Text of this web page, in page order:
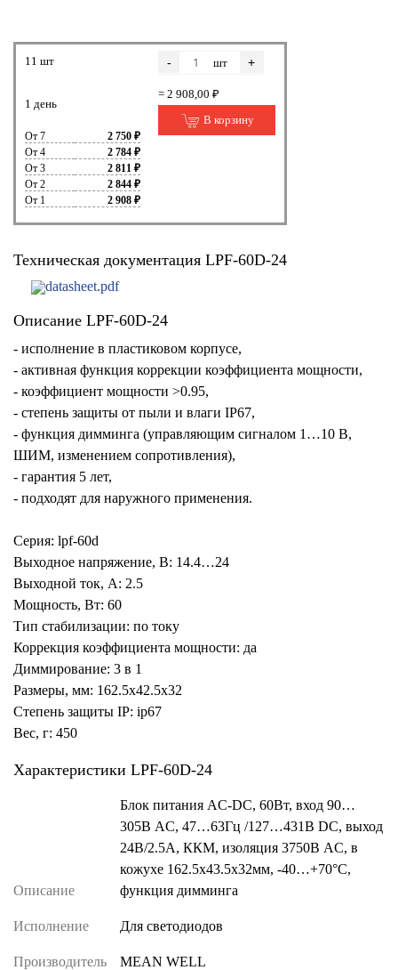
11 шт
1 день
От 7
2 750 ₽
От 4
2 784 ₽
От 3
2 811 ₽
От 2
2 844 ₽
От 1
2 908 ₽
- шт +
= 2 908,00 ₽
В корзину
Техническая документация LPF-60D-24
datasheet.pdf
Описание LPF-60D-24
- исполнение в пластиковом корпусе,
- активная функция коррекции коэффициента мощности,
- коэффициент мощности >0.95,
- степень защиты от пыли и влаги IP67,
- функция димминга (управляющим сигналом 1…10 В,
ШИМ, изменением сопротивления),
- гарантия 5 лет,
- подходят для наружного применения.
Серия: lpf-60d
Выходное напряжение, В: 14.4…24
Выходной ток, А: 2.5
Мощность, Вт: 60
Тип стабилизации: по току
Коррекция коэффициента мощности: да
Диммирование: 3 в 1
Размеры, мм: 162.5x42.5x32
Степень защиты IP: ip67
Вес, г: 450
Характеристики LPF-60D-24
Описание
Блок питания AC-DC, 60Вт, вход 90…
305В AC, 47…63Гц /127…431В DC, выход
24В/2.5A, ККМ, изоляция 3750В AC, в
кожухе 162.5х43.5х32мм, -40…+70°С,
функция димминга
Исполнение Для светодиодов
Производитель MEAN WELL